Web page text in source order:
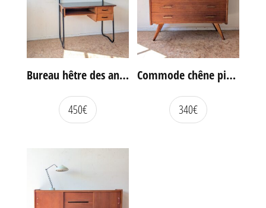
Bureau hêtre des années 60
450€
Commode chêne pieds compas vintage
340€